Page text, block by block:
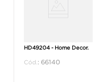
HD49204 - Home Decor.
: 66140